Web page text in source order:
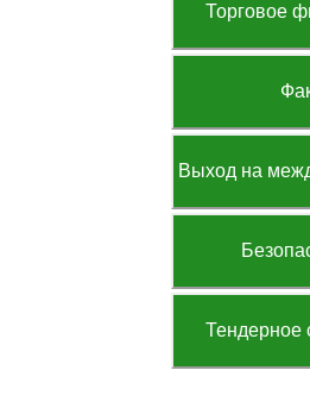
Торговое
Выход на
Тендерное